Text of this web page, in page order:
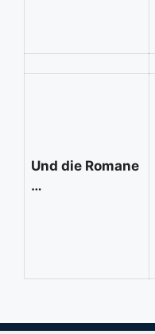
Und die Romane
…